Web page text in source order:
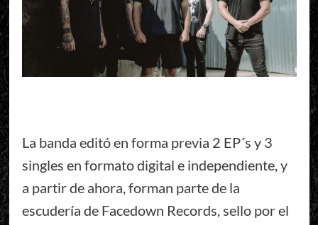
La banda editó en forma previa 2 EP´s y 3
singles en formato digital e independiente, y
a partir de ahora, forman parte de la
escudería de Facedown Records, sello por el